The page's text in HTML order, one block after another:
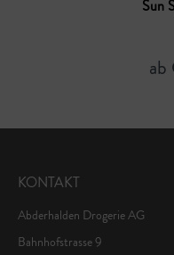
Sun
KONTAKT
Abderhalden Drogerie AG
Bahnhofstrasse 9